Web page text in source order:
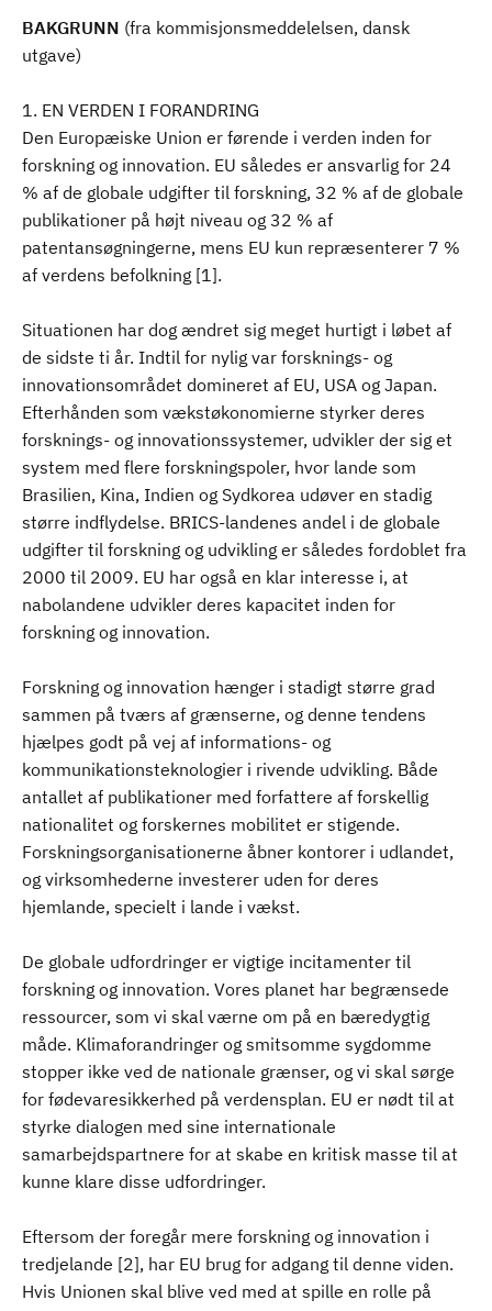
BAKGRUNN (fra kommisjonsmeddelelsen, dansk
utgave)
1. EN VERDEN I FORANDRING
Den Europæiske Union er førende i verden inden for
forskning og innovation. EU således er ansvarlig for 24
% af de globale udgifter til forskning, 32 % af de globale
publikationer på højt niveau og 32 % af
patentansøgningerne, mens EU kun repræsenterer 7 %
af verdens befolkning [1].
Situationen har dog ændret sig meget hurtigt i løbet af
de sidste ti år. Indtil for nylig var forsknings- og
innovationsområdet domineret af EU, USA og Japan.
Efterhånden som vækstøkonomierne styrker deres
forsknings- og innovationssystemer, udvikler der sig et
system med flere forskningspoler, hvor lande som
Brasilien, Kina, Indien og Sydkorea udøver en stadig
større indflydelse. BRICS-landenes andel i de globale
udgifter til forskning og udvikling er således fordoblet fra
2000 til 2009. EU har også en klar interesse i, at
nabolandene udvikler deres kapacitet inden for
forskning og innovation.
Forskning og innovation hænger i stadigt større grad
sammen på tværs af grænserne, og denne tendens
hjælpes godt på vej af informations- og
kommunikationsteknologier i rivende udvikling. Både
antallet af publikationer med forfattere af forskellig
nationalitet og forskernes mobilitet er stigende.
Forskningsorganisationerne åbner kontorer i udlandet,
og virksomhederne investerer uden for deres
hjemlande, specielt i lande i vækst.
De globale udfordringer er vigtige incitamenter til
forskning og innovation. Vores planet har begrænsede
ressourcer, som vi skal værne om på en bæredygtig
måde. Klimaforandringer og smitsomme sygdomme
stopper ikke ved de nationale grænser, og vi skal sørge
for fødevaresikkerhed på verdensplan. EU er nødt til at
styrke dialogen med sine internationale
samarbejdspartnere for at skabe en kritisk masse til at
kunne klare disse udfordringer.
Eftersom der foregår mere forskning og innovation i
tredjelande [2], har EU brug for adgang til denne viden.
Hvis Unionen skal blive ved med at spille en rolle på